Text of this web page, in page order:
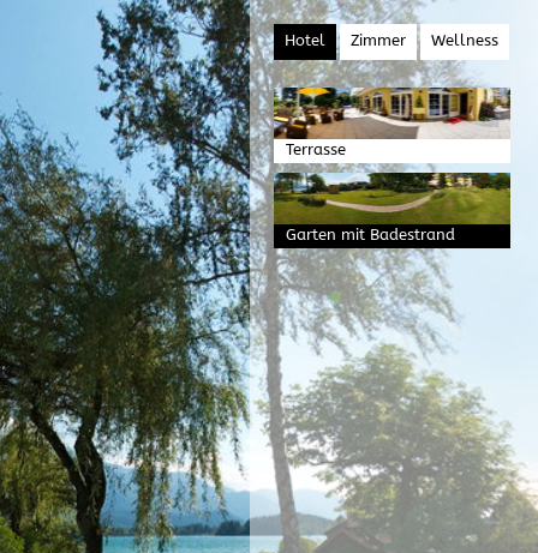
Hotel Zimmer Wellness
Terrasse
Garten mit Badestrand